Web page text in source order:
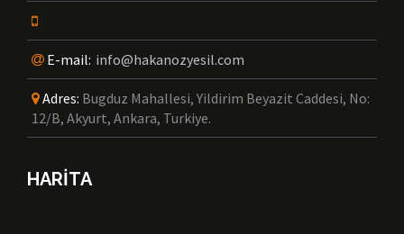
E-mail: info@hakanozyesil.com
Adres: Bugduz Mahallesi, Yildirim Beyazit Caddesi, No:
12/B, Akyurt, Ankara, Turkiye.
HARİTA